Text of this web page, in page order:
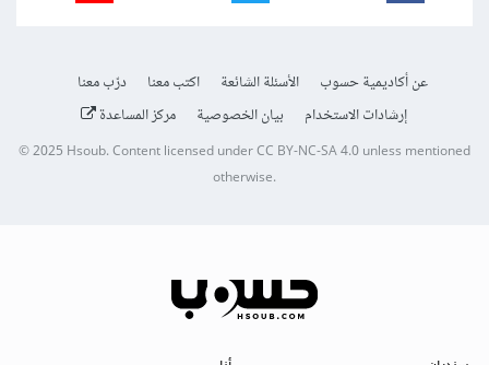
عن أكاديمية حسوب الأسئلة الشائعة اكتب معنا
درّب معنا
إرشادات الاستخدام
بيان الخصوصية مركز المساعدة
© 2025Hsoub.Content licensed underCC BY-NC-SA 4.0unless mentioned
otherwise.